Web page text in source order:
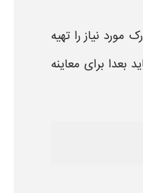
نیاز را تهیه
بعدا برای معاینه